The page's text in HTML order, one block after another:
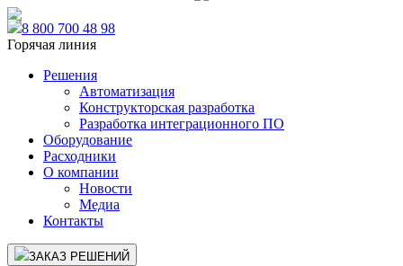
8 800 700 48 98
Горячая линия
Решения
Автоматизация
Конструкторская разработка
Разработка интеграционного ПО
Оборудование
Расходники
О компании
Новости
Медиа
Контакты
ЗАКАЗ РЕШЕНИЙ